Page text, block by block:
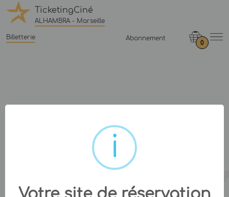
TicketingCiné
ALHAMBRA - Marseille
Billetterie Abonnement
0